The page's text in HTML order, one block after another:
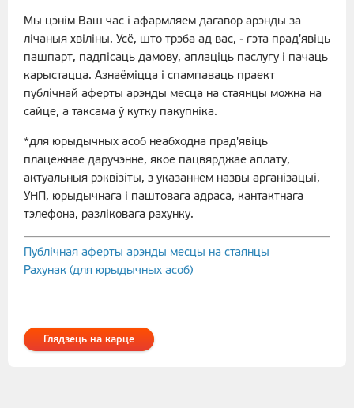
Мы цэнім Ваш час і афармляем дагавор арэнды за
лічаныя хвіліны. Усё, што трэба ад вас, - гэта прад'явіць
пашпарт, падпісаць дамову, аплаціць паслугу і пачаць
карыстацца. Азнаёміцца і спампаваць праект
публічнай аферты арэнды месца на стаянцы можна на
сайце, а таксама ў кутку пакупніка.
*для юрыдычных асоб неабходна прад'явіць
плацежнае даручэнне, якое пацвярджае аплату,
актуальныя рэквізіты, з указаннем назвы арганізацыі,
УНП, юрыдычнага і паштовага адраса, кантактнага
тэлефона, разліковага рахунку.
Публічная аферты арэнды месцы на стаянцы
Рахунак (для юрыдычных асоб)
Глядзець на карце